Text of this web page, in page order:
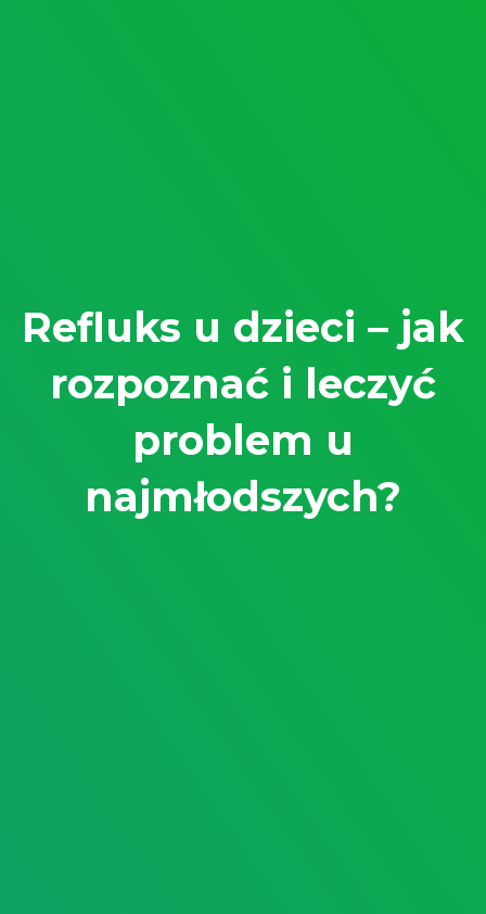
Refluks u dzieci – jak
rozpoznać i leczyć
problem u
najmłodszych?